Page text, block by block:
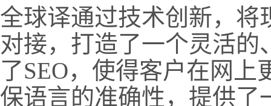
全球译通过技术创新，将
对接，打造了一个灵活
了SEO，使得客户在网
保语言的准确性，提供了